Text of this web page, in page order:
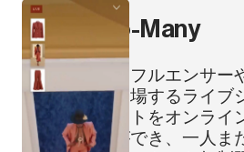
One-to-Many
インフルエンサ
が登場するライブ
ベントをオンライ
とができ、一人ま